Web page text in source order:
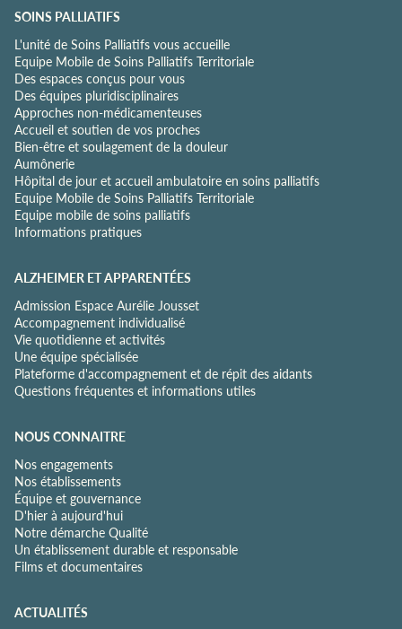
o
n
f
i
d
e
n
t
i
a
l
i
t
é
SOINS PALLIATIFS
L'unité de Soins Palliatifs vous accueille
Equipe Mobile de Soins Palliatifs Territoriale
Des espaces conçus pour vous
Des équipes pluridisciplinaires
Approches non-médicamenteuses
Accueil et soutien de vos proches
Bien-être et soulagement de la douleur
Aumônerie
Hôpital de jour et accueil ambulatoire en soins palliatifs
Equipe Mobile de Soins Palliatifs Territoriale
Equipe mobile de soins palliatifs
Informations pratiques
ALZHEIMER ET APPARENTÉES
Admission Espace Aurélie Jousset
Accompagnement individualisé
Vie quotidienne et activités
Une équipe spécialisée
Plateforme d'accompagnement et de répit des aidants
Questions fréquentes et informations utiles
NOUS CONNAITRE
Nos engagements
Nos établissements
Équipe et gouvernance
D'hier à aujourd'hui
Notre démarche Qualité
Un établissement durable et responsable
Films et documentaires
ACTUALITÉS